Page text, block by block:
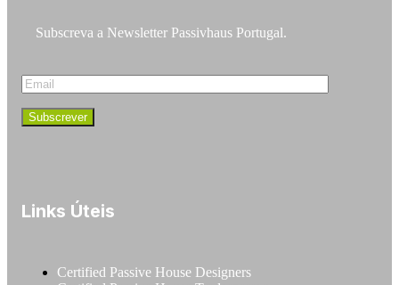
Subscreva a Newsletter Passivhaus Portugal.
Links Úteis
Certified Passive House Designers